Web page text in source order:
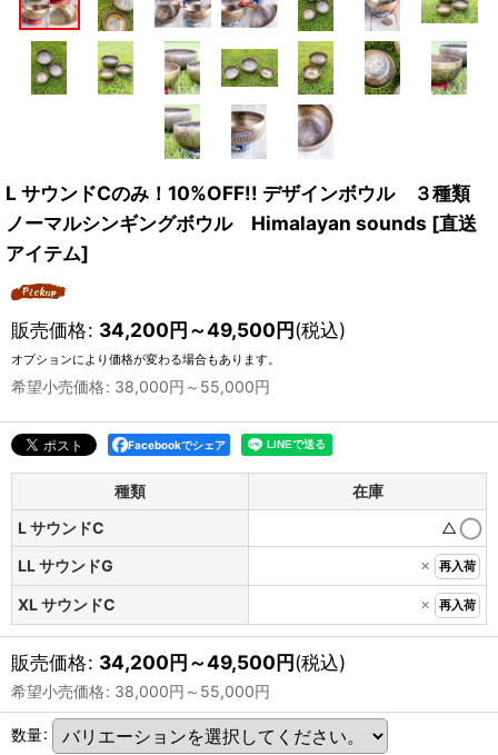
L サウンドCのみ！10%OFF!! デザインボウル ３種類
ノーマルシンギングボウル Himalayan sounds [直送
アイテム]
販売価格: 34,200円～49,500円(税込)
オプションにより価格が変わる場合もあります。
希望小売価格: 38,000円 ～55,000円
Facebookでシェア
種類
在庫
L サウンドC
△
LL サウンドG
× 再入荷
XL サウンドC × 再入荷
販売価格: 34,200円～49,500円(税込)
希望小売価格: 38,000円 ～55,000円
数量: